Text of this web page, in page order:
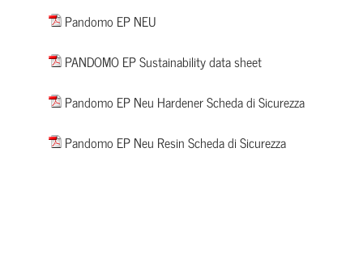
Pandomo EP NEU
PANDOMO EP Sustainability data sheet
Pandomo EP Neu Hardener Scheda di Sicurezza
Pandomo EP Neu Resin Scheda di Sicurezza